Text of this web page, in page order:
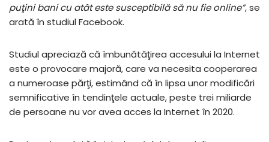
puţini bani cu atât este susceptibilă să nu fie online”, se
arată în studiul Facebook.
Studiul apreciază că îmbunătăţirea accesului la Internet
este o provocare majoră, care va necesita cooperarea
a numeroase părţi, estimând că în lipsa unor modificări
semnificative în tendinţele actuale, peste trei miliarde
de persoane nu vor avea acces la Internet în 2020.